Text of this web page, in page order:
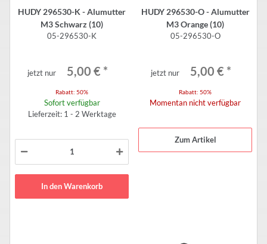
HUDY 296530-K - Alumutter
M3 Schwarz (10)
05-296530-K
jetzt nur 5,00 € *
Rabatt: 50%
Sofort verfügbar
Lieferzeit: 1 - 2 Werktage
In den Warenkorb
HUDY 296530-O - Alumutter
M3 Orange (10)
05-296530-O
jetzt nur 5,00 € *
Rabatt: 50%
Momentan nicht verfügbar
Zum Artikel